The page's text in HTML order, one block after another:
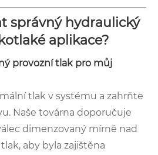
správný hydraulický
aplikace?
provozní tlak pro můj
tlak v systému a zahrňte
Naše továrna doporučuje
dimenzovaný mírně nad
aby byla zajištěna